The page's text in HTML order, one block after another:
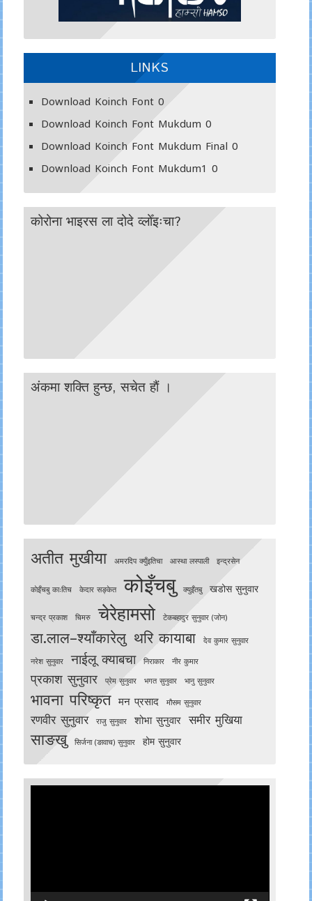
LINKS
Download Koinch Font0
Download Koinch Font Mukdum 0
Download Koinch Font Mukdum Final 0
Download Koinch Font Mukdum1 0
कोरोना भाइरस ला दोदे व्लोँइःचा?
अंकमा शक्ति हुन्छ, सचेत हाैं ।
अतीत मुखीया अमरदिप क्युँइतिचा आस्था लस्पाली इन्द्रसेन
काेइँचबु काःतिच केदार सङ्केत कोइँचबु क्युइँतबु खडोस सुनुवार
चन्द्र प्रकाश चिमरु चेरेहामसो टेकबहादुर सुनुवार (जोन)
डा.लाल–श्याँकारेलु थरि कायाबा देव कुमार सुनुवार
नरेश सुनुवार नाईलू क्याबचा निराकार नीर कुमार
प्रकाश सुनुवार प्रेम सुनुवार भगत सुनुवार भानु सुनुवार
भावना परिष्कृत मन प्रसाद मौसम सुनुवार
रणवीर सुनुवार राजु सुनुवार शोभा सुनुवार समीर मुखिया
साङखु सिर्जना (ङावाच) सुनुवार होम सुनुवार